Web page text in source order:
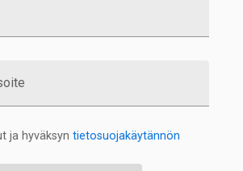
ja hyväksyn tietosuojakäytännön